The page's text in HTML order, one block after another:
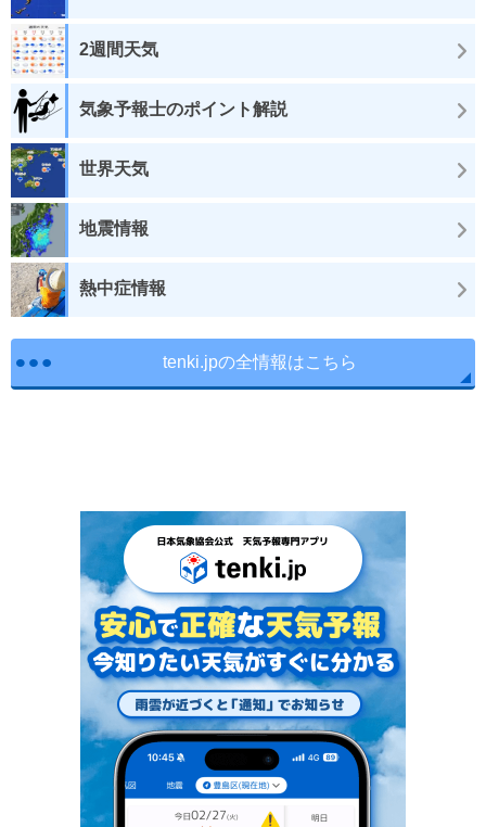
2週間天気
気象予報士のポイント解説
世界天気
地震情報
熱中症情報
tenki.jpの全情報はこちら